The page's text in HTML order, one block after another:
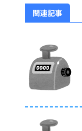
関連記事